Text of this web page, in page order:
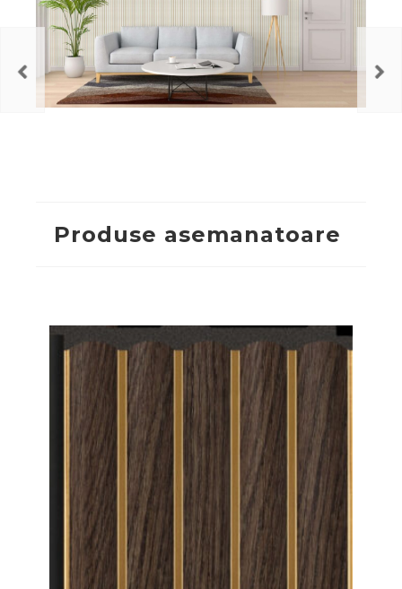
Produse asemanatoare